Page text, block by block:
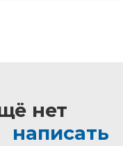
нет
написать